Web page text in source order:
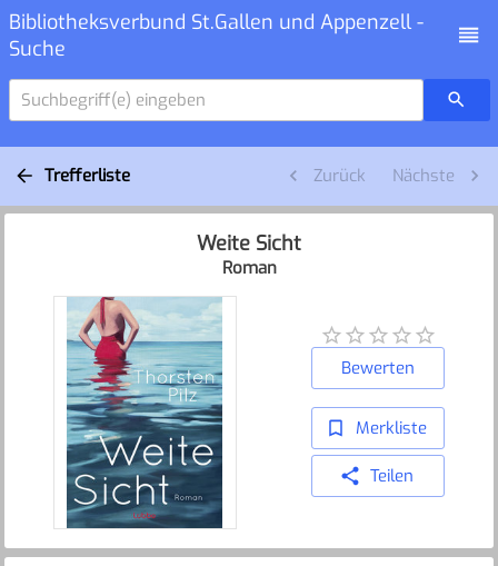
Bibliotheksverbund St.Gallen und Appenzell -
Suche
Suchbegriff(e) eingeben
Trefferliste Zurück Nächste
Weite Sicht
Roman
Bewerten
Merkliste
Teilen